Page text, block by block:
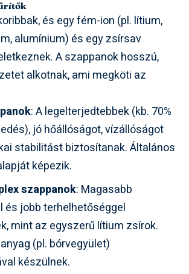
és egy fém-ion (pl. lítium,
alumínium) és egy zsírsav
A szappanok hosszú,
alkotnak, ami megköti az
: A legelterjedtebbek (kb. 70%
jó hőállóságot, vízállóságot
stabilitást biztosítanak. Általános
képezik.
szappanok: Magasabb
és jobb terhelhetőséggel
mint az egyszerű lítium zsírok.
(pl. bórvegyület)
készülnek.